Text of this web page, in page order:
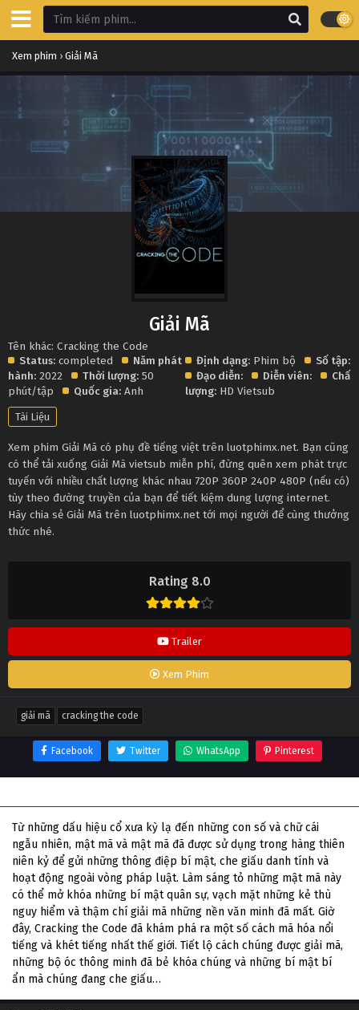
Xem phim › Giải Mã
Rating 8.0
Trailer
Xem Phim
Giải Mã
Tên khác: Cracking the Code
Status: completed
Năm phát
hành: 2022 Thời lượng: 50
phút/tập
Quốc gia: Anh
Định dạng: Phim bộ Số tập:
Đạo diễn:
Diễn viên:
Chất
lượng: HD Vietsub
Tài Liệu
Xem phim Giải Mã có phụ đề tiếng việt trên luotphimx.net. Bạn cũng
có thể tải xuống Giải Mã vietsub miễn phí, đừng quên xem phát trực
tuyến với nhiều chất lượng khác nhau 720P 360P 240P 480P (nếu có)
tùy theo đường truyền của bạn để tiết kiệm dung lượng internet.
Hãy chia sẻ Giải Mã trên luotphimx.net tới mọi người để cùng thưởng
thức nhé.
giải mã cracking the code
Facebook Twitter WhatsApp Pinterest
Từ những dấu hiệu cổ xưa kỳ lạ đến những con số và chữ cái
ngẫu nhiên, mật mã và mật mã đã được sử dụng trong hàng thiên
niên kỷ để gửi những thông điệp bí mật, che giấu danh tính và
hoạt động ngoài vòng pháp luật. Làm sáng tỏ những mật mã này
có thể mở khóa những bí mật quân sự, vạch mặt những kẻ thù
nguy hiểm và thậm chí giải mã những nền văn minh đã mất. Giờ
đây, Cracking the Code đã khám phá ra một số cách mã hóa nổi
tiếng và khét tiếng nhất thế giới. Tiết lộ cách chúng được giải mã,
những bộ óc thông minh đã bẻ khóa chúng và những bí mật bí
ẩn mà chúng đang che giấu…